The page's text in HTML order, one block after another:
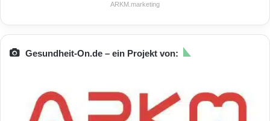
ARKM.marketing
Gesundheit-On.de – ein Projekt von: